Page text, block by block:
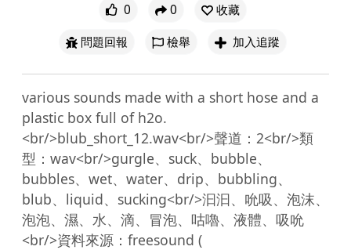
0 0
收藏
問題回報
檢舉 加入追蹤
various sounds made with a short hose and a
plastic box full of h2o.
<br/>blub_short_12.wav<br/>聲道：2<br/>類
型：wav<br/>gurgle、suck、bubble、
bubbles、wet、water、drip、bubbling、
blub、liquid、sucking<br/>汩汩、吮吸、泡沫、
泡泡、濕、水、滴、冒泡、咕嚕、液體、吸吮
<br/>資料來源：freesound (